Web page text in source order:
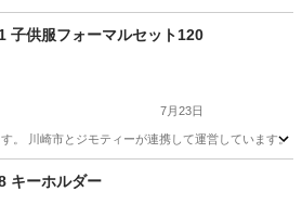
栓抜き
子供服フォーマルセット120
7月23日
す。 川崎市とジモティーが連携して運営していま
リユース
キーホルダー